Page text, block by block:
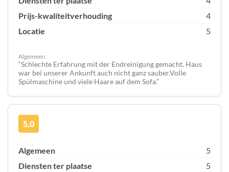
Prijs-kwaliteitverhouding
4
Locatie
5
Algemeen:
Schlechte Erfahrung mit der Endreinigung gemacht. Haus
war bei unserer Ankunft auch nicht ganz sauber.Volle
Spülmaschine und viele Haare auf dem Sofa.
5,0
Algemeen
5
Diensten ter plaatse
5